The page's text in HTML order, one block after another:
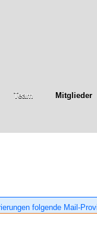
Team Mitglieder
folgende Mail-